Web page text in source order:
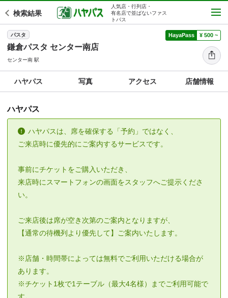
検索結果
人気店・行列店・
有名店で並ばないファス
トパス
パスタ
鎌倉パスタ センター南店
センター南 駅
HayaPass ¥ 500 ~
ハヤパス 写真 アクセス 店舗情報
ハヤパス
ハヤパスは、席を確保する「予約」ではなく、
ご来店時に優先的にご案内するサービスです。
事前にチケットをご購入いただき、
来店時にスマートフォンの画面をスタッフへご提示くださ
い。
ご来店後は席が空き次第のご案内となりますが、
【通常の待機列より優先して】ご案内いたします。
※店舗・時間帯によっては無料でご利用いただける場合が
あります。
※チケット1枚で1テーブル（最大4名様）までご利用可能で
す。